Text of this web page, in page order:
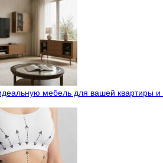
мебель для вашей квартиры и